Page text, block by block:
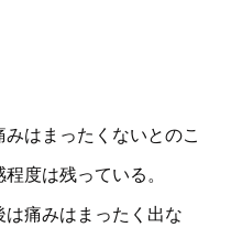
はまったくないとのこ
度は残っている。
痛みはまったく出な